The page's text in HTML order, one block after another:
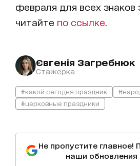
февраля для всех знаков
читайте по ссылке
Євгенія Загребнюк
Стажерка
#какой сегодня праздник
#церковные праздники
Не пропустите главное!
наши обновления